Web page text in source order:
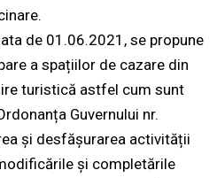
de 01.06.2021, se propune
a spațiilor de cazare din
turistică astfel cum sunt
Guvernului nr.
și desfășurarea activității
și completările